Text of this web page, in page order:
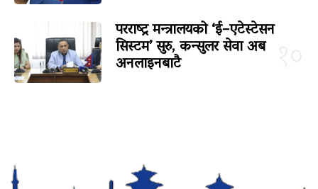
परराष्ट्र मन्त्रालयको ‘ई–एटेस्टेसन
सिस्टम’ सुरु, कन्सुलर सेवा अब
अनलाइनबाटै